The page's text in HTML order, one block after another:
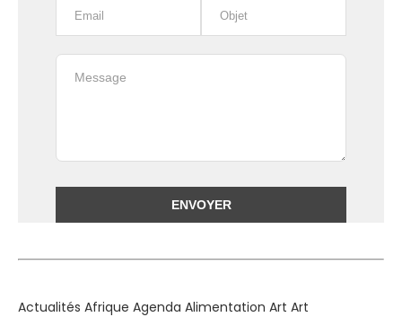
Actualités Afrique Agenda Alimentation Art Art